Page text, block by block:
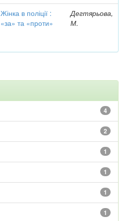
Жінка в поліції :
«за» та «проти»
Дегтярьова,
М.
4
2
1
1
1
1